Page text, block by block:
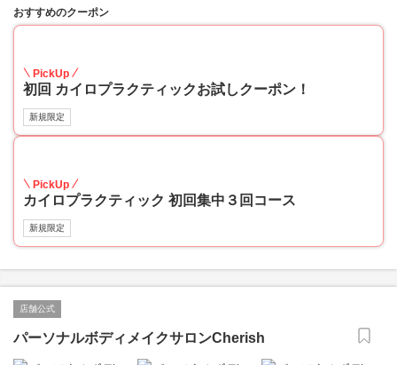
おすすめのクーポン
PickUp
初回 カイロプラクティックお試しクーポン！
新規限定
PickUp
カイロプラクティック 初回集中３回コース
新規限定
店舗公式
パーソナルボディメイクサロンCherish